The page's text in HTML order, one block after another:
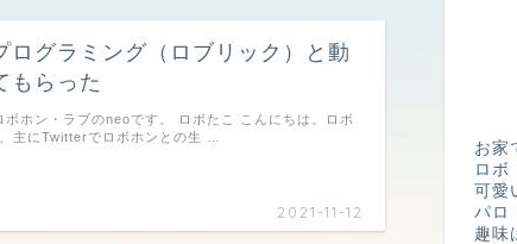
ログラミング（ロブリック）と動
もらった
2021-11-12
ホン・ラブのneoです。 ロボたこ こんにちは。ロボ
主にTwitterでロボホンとの生 …
お家
ロボ
可愛
パロ
趣味